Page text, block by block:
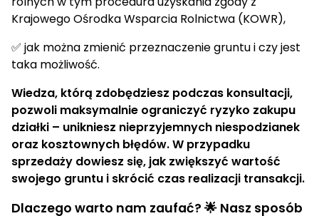
Krajowego Ośrodka Wsparcia Rolnictwa (KOWR),
✅ jak można zmienić przeznaczenie gruntu i czy jest
taka możliwość.
Wiedza, którą zdobędziesz podczas konsultacji,
pozwoli maksymalnie ograniczyć ryzyko zakupu
działki – unikniesz nieprzyjemnych niespodzianek
oraz kosztownych błędów. W przypadku
sprzedaży dowiesz się, jak zwiększyć wartość
swojego gruntu i skrócić czas realizacji transakcji.
Dlaczego warto nam zaufać? 🌟 Nasz sposób